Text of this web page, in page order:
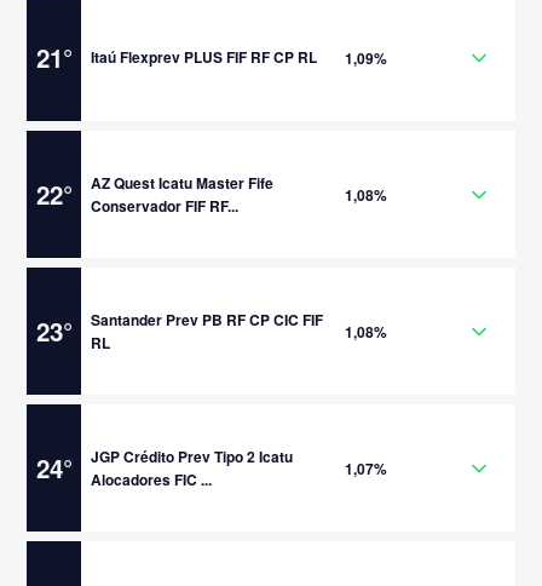
21° Itaú Flexprev PLUS FIF RF CP RL 1,09%
22°
AZ Quest Icatu Master Fife
Conservador FIF RF...
1,08%
23°
Santander Prev PB RF CP CIC FIF
RL
1,08%
24°
JGP Crédito Prev Tipo 2 Icatu
Alocadores FIC ...
1,07%